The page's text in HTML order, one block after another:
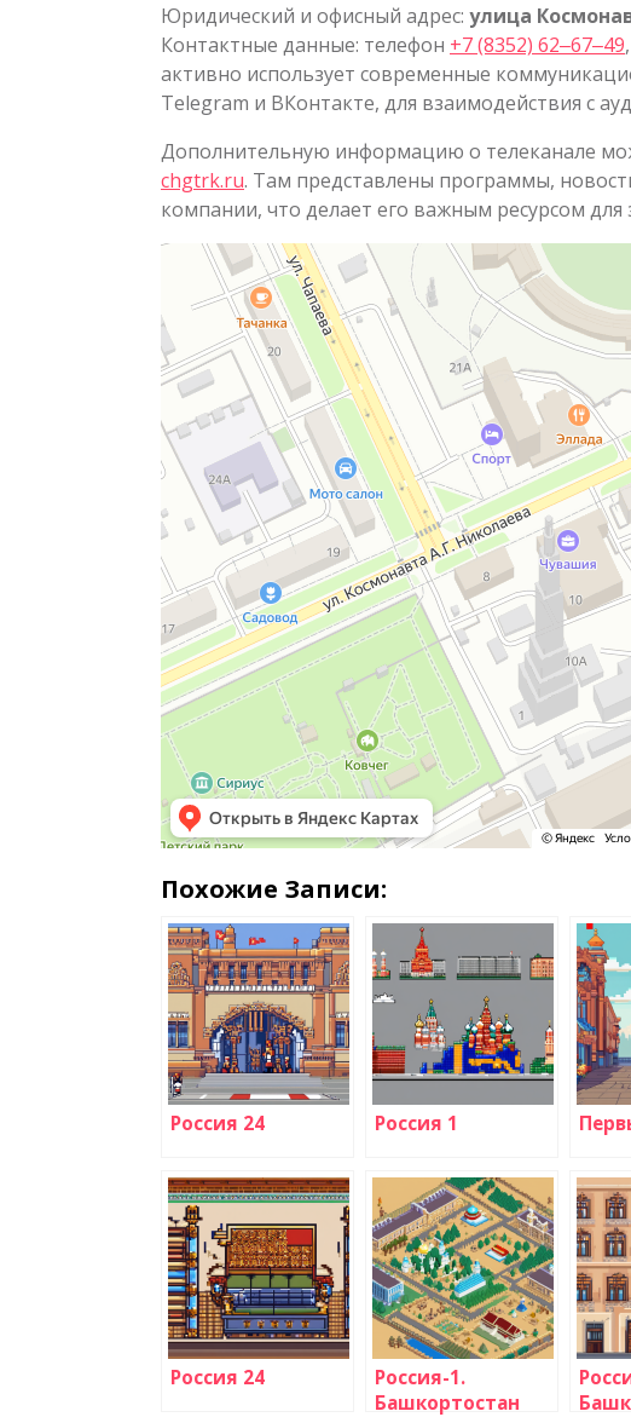
Юридический и офисный адрес: улица
Контактные данные: телефон +7 (8352) 62‒67‒49
активно использует современные
Telegram и ВКонтакте, для взаимодействия с
Дополнительную информацию о телеканале
chgtrk.ru. Там представлены программы,
компании, что делает его важным ресурсом для
Похожие Записи:
Россия 24 Россия 1
Россия 24
Россия-1.
Башкортостан